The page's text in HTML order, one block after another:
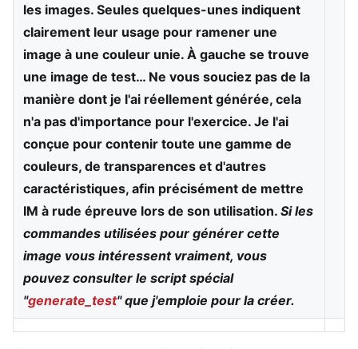
les images. Seules quelques-unes indiquent
clairement leur usage pour ramener une
image à une couleur unie. À gauche se trouve
une image de test… Ne vous souciez pas de la
manière dont je l'ai réellement générée, cela
n'a pas d'importance pour l'exercice. Je l'ai
conçue pour contenir toute une gamme de
couleurs, de transparences et d'autres
caractéristiques, afin précisément de mettre
IM à rude épreuve lors de son utilisation. Si les
commandes utilisées pour générer cette
image vous intéressent vraiment, vous
pouvez consulter le script spécial
"generate_test" que j'emploie pour la créer.